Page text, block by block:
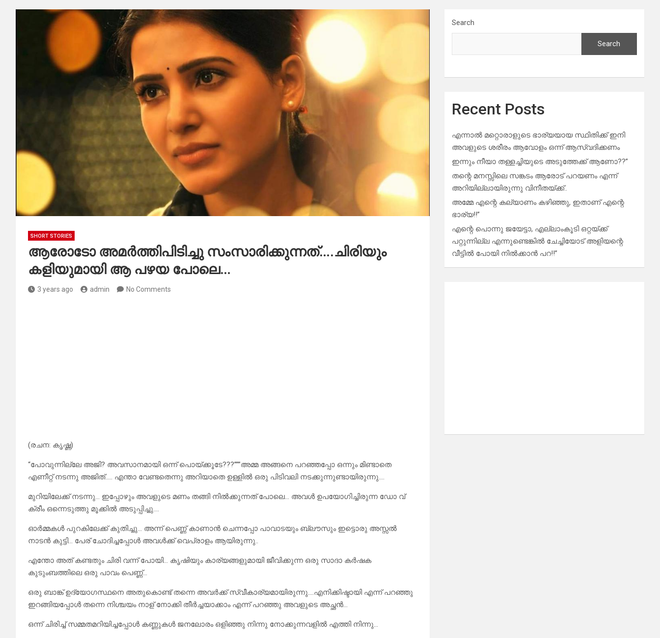
SHORT STORIES
ആരോടോ അമർത്തിപിടിച്ചു സംസാരിക്കുന്നത്….ചിരിയും
കളിയുമായി ആ പഴയ പോലെ…
3 years ago admin No Comments
(രചന: കൃഷ്ണ)
“പോവുന്നില്ലേ അജി? അവസാനമായി ഒന്ന് പൊയ്ക്കൂടേ???”””അമ്മ അങ്ങനെ പറഞ്ഞപ്പോ ഒന്നും മിണ്ടാതെ
എണീറ്റ് നടന്നു അജിത്….. എന്താ വേണ്ടതെന്നു അറിയാതെ ഉള്ളിൽ ഒരു പിടിവലി നടക്കുന്നുണ്ടായിരുന്നു….
മുറിയിലേക്ക് നടന്നു… ഇപ്പോഴും അവളുടെ മണം തങ്ങി നിൽക്കുന്നത് പോലെ… അവൾ ഉപയോഗിച്ചിരുന്ന ഡോ വ്
ക്രീം ഒന്നെടുത്തു മൂക്കിൽ അടുപ്പിച്ചു….
ഓർമ്മകൾ പുറകിലേക്ക് കുതിച്ചു… അന്ന് പെണ്ണ് കാണാൻ ചെന്നപ്പോ പാവാടയും ബ്ലൗസും ഇട്ടൊരു അസ്സൽ
നാടൻ കുട്ടി… പേര് ചോദിച്ചപ്പോൾ അവൾക്ക് വെപ്രാളം ആയിരുന്നു..
എന്തോ അത് കണ്ടതും ചിരി വന്ന് പോയി… കൃഷിയും കാര്യങ്ങളുമായി ജീവിക്കുന്ന ഒരു സാദാ കർഷക
കുടുംബത്തിലെ ഒരു പാവം പെണ്ണ്…
ഒരു ബാങ്ക് ഉദ്യോഗസ്ഥനെ അതുകൊണ്ട് തന്നെ അവർക്ക് സ്വീകാര്യമായിരുന്നു….എനിക്കിഷ്ടായി എന്ന് പറഞ്ഞു
ഇറങ്ങിയപ്പോൾ തന്നെ നിശ്ചയം നാള് നോക്കി തീർച്ചയാക്കാം എന്ന് പറഞ്ഞു അവളുടെ അച്ഛൻ…
ഒന്ന് ചിരിച്ച് സമ്മതമറിയിച്ചപ്പോൾ കണ്ണുകൾ ജനലോരം ഒളിഞ്ഞു നിന്നു നോക്കുന്നവളിൽ എത്തി നിന്നു…
Search
Search
Recent Posts
എന്നാൽ മറ്റൊരാളുടെ ഭാര്യയായ സ്ഥിതിക്ക് ഇനി
അവളുടെ ശരീരം ആവോളം ഒന്ന് ആസ്വദിക്കണം
ഇന്നും നീയാ തള്ളച്ചിയുടെ അടുത്തേക്ക് ആണോ??”
തന്റെ മനസ്സിലെ സങ്കടം ആരോട് പറയണം എന്ന്
അറിയില്ലായിരുന്നു വിനീതയ്ക്ക്..
അമ്മേ എന്റെ കല്യാണം കഴിഞ്ഞു, ഇതാണ് എന്റെ
ഭാര്യ!!”
എന്റെ പൊന്നു ജയേട്ടാ, എല്ലാംകൂടി ഒറ്റയ്ക്ക്
പറ്റുന്നില്ല എന്നുണ്ടെങ്കിൽ ചേച്ചിയോട് അളിയന്റെ
വീട്ടിൽ പോയി നിൽക്കാൻ പറ!!”